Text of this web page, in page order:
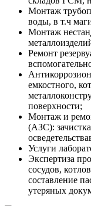
Монтаж
воды, в т.ч
Монтаж
Ремонт
емкостного,
поверхности;
Монтаж и
(АЗС):
Услуги
Экспертиза
сосудов,
составление
утеряных